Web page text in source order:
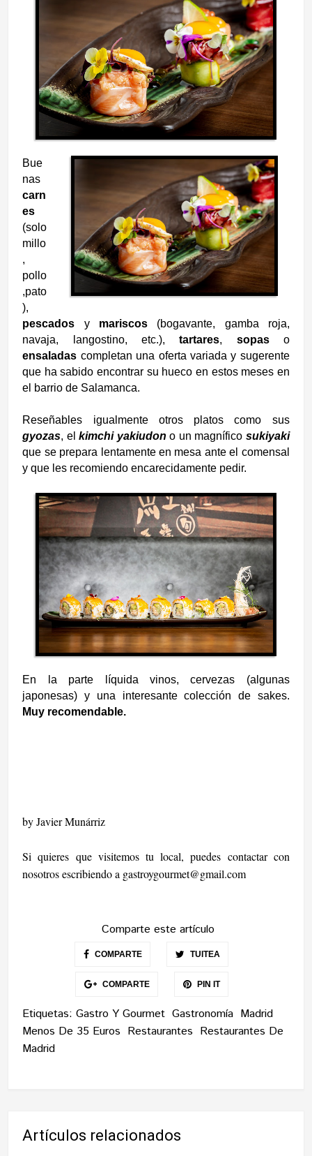
Bue
nas
carn
es
(solo
millo
,
pollo
,pato
),
pescados y mariscos
(bogavante, gamba roja,
navaja, langostino, etc.),tartares, sopas o
ensaladas completan una oferta variada y sugerente
que ha sabido encontrar su hueco en estos meses en
el barrio de Salamanca.
Reseñables igualmente otros platos como sus
gyozas, elkimchi yakiudono un magnífico sukiyaki
que se prepara lentamente en mesa ante el comensal
y que les recomiendo encarecidamente pedir.
En la parte líquida vinos, cervezas (algunas
japonesas) y una interesante colección de sakes.
Muy recomendable.
by Javier Munárriz
Si quieres que visitemos tu local, puedes contactar con
nosotros escribiendo a gastroygourmet@gmail.com
Comparte este artículo
COMPARTE TUITEA
COMPARTE PIN IT
Etiquetas:Gastro Y Gourmet Gastronomía Madrid
Menos De 35 Euros Restaurantes Restaurantes De
Madrid
Artículos relacionados